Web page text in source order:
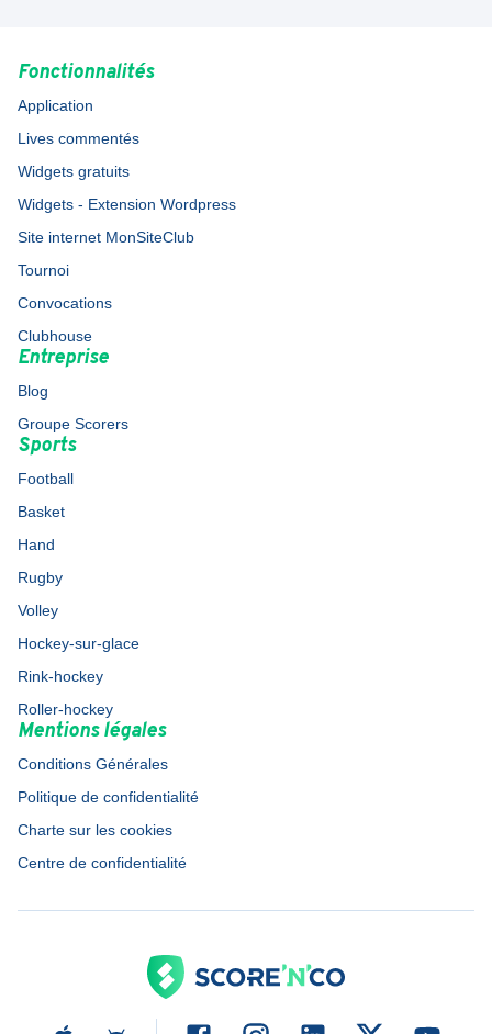
Fonctionnalités
Application
Lives commentés
Widgets gratuits
Widgets - Extension Wordpress
Site internet MonSiteClub
Tournoi
Convocations
Clubhouse
Entreprise
Blog
Groupe Scorers
Sports
Football
Basket
Hand
Rugby
Volley
Hockey-sur-glace
Rink-hockey
Roller-hockey
Mentions légales
Conditions Générales
Politique de confidentialité
Charte sur les cookies
Centre de confidentialité